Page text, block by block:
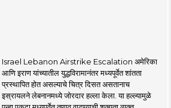
Israel Lebanon Airstrike Escalation अमेरिका
आणि इराण यांच्यातील युद्धविरामानंतर मध्यपूर्वेत शांतता
प्रस्थापित होत असल्याचे चित्र दिसत असतानाच
इस्रायलने लेबनानमध्ये जोरदार हल्ला केला. या हल्ल्यामुळे